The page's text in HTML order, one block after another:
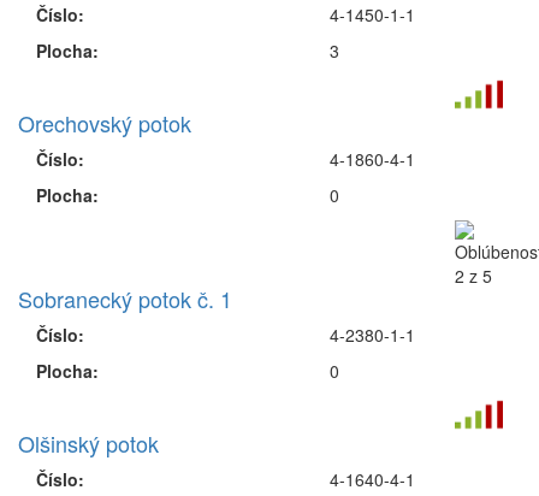
Číslo:
Plocha:
4-1450-1-1
3
Orechovský potok
Číslo:
Plocha:
4-1860-4-1
0
Sobranecký potok č. 1
Číslo:
Plocha:
4-2380-1-1
0
Olšinský potok
Číslo:
4-1640-4-1